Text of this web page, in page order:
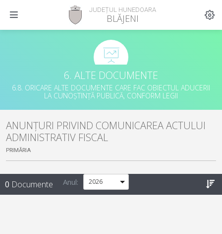
JUDEȚUL HUNEDOARA
BLĂJENI
6. ALTE DOCUMENTE
6.8. ORICARE ALTE DOCUMENTE CARE FAC OBIECTUL ADUCERII
LA CUNOȘTINȚĂ PUBLICĂ, CONFORM LEGII
ANUNȚURI PRIVIND COMUNICAREA ACTULUI
ADMINISTRATIV FISCAL
PRIMĂRIA
0 Documente Anul: